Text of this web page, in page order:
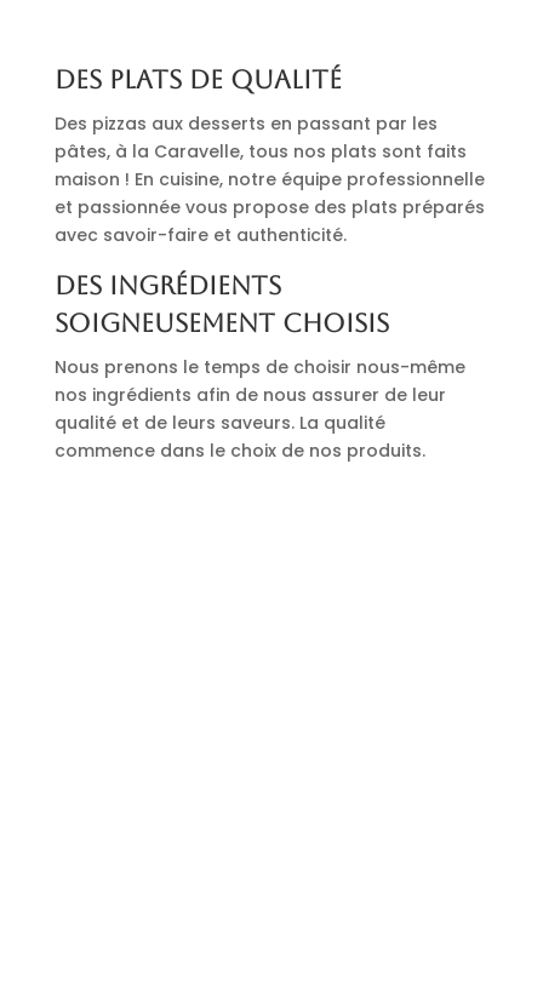
Des plats de qualité
Des pizzas aux desserts en passant par les
pâtes, à la Caravelle, tous nos plats sont faits
maison ! En cuisine, notre équipe professionnelle
et passionnée vous propose des plats préparés
avec savoir-faire et authenticité.
Des ingrédients
soigneusement choisis
Nous prenons le temps de choisir nous-même
nos ingrédients afin de nous assurer de leur
qualité et de leurs saveurs. La qualité
commence dans le choix de nos produits.